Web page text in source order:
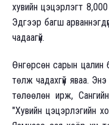
хувийн цэцэрлэгт
Эдгээр багш
чадаагүй.
Өнгөрсөн сарын цалин
төлж чадахгүй яваа. Энэ
төлөөлөн ирж,
"Хувийн цэцэрлэгийн